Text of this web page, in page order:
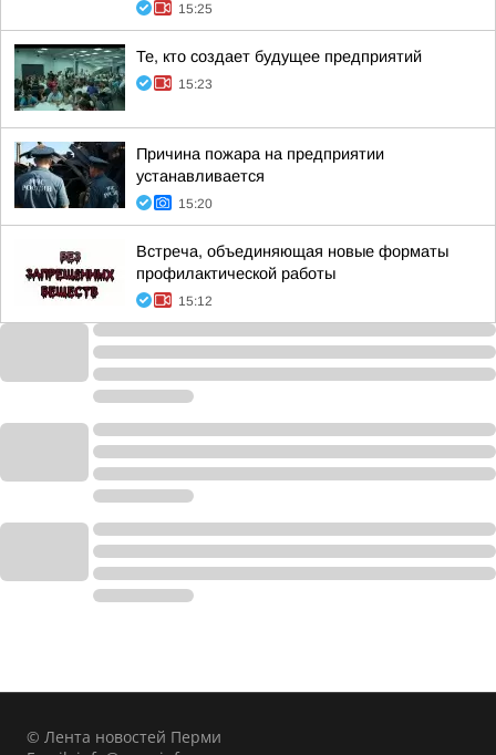
15:25
Те, кто создает будущее предприятий
15:23
Причина пожара на предприятии
устанавливается
15:20
Встреча, объединяющая новые форматы
профилактической работы
15:12
© Лента новостей Перми